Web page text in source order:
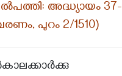
അദ്ധ്യായം 37-
പുറം 2/1510)